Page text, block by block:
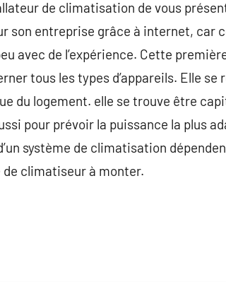
de climatisation de vous
son entreprise grâce à internet, car
avec de l’expérience. Cette
tous les types d’appareils. Elle se
du logement. elle se trouve être
pour prévoir la puissance la plus
système de climatisation
climatiseur à monter.